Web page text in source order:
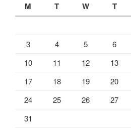
M T W T
3
4 5 6
10
11 12 13
17
18 19 20
24
25 26 27
31